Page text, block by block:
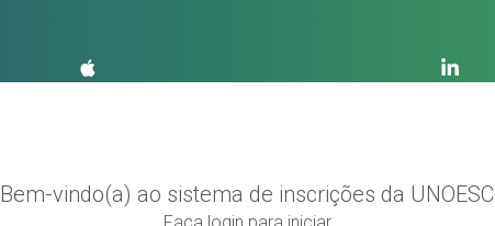
Bem-vindo(a) ao sistema de inscrições da